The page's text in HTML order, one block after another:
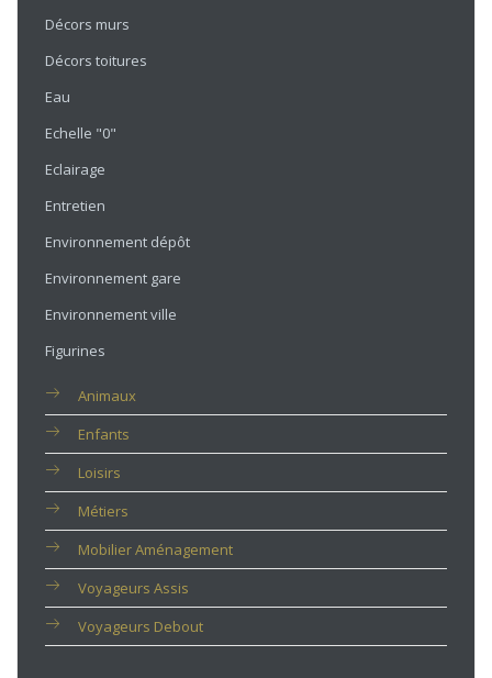
Décors murs
Décors toitures
Eau
Echelle "0"
Eclairage
Entretien
Environnement dépôt
Environnement gare
Environnement ville
Figurines
Animaux
Enfants
Loisirs
Métiers
Mobilier Aménagement
Voyageurs Assis
Voyageurs Debout